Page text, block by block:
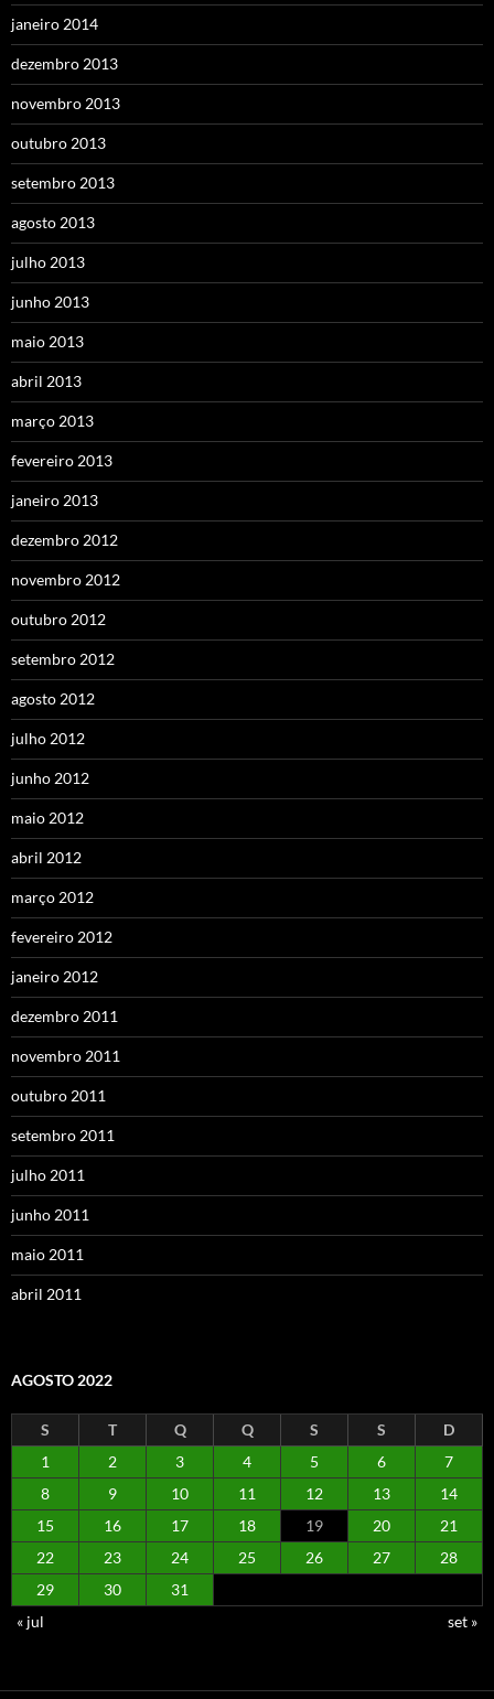
janeiro 2014
dezembro 2013
novembro 2013
outubro 2013
setembro 2013
agosto 2013
julho 2013
junho 2013
maio 2013
abril 2013
março 2013
fevereiro 2013
janeiro 2013
dezembro 2012
novembro 2012
outubro 2012
setembro 2012
agosto 2012
julho 2012
junho 2012
maio 2012
abril 2012
março 2012
fevereiro 2012
janeiro 2012
dezembro 2011
novembro 2011
outubro 2011
setembro 2011
julho 2011
junho 2011
maio 2011
abril 2011
AGOSTO 2022
S T Q Q S S
D
1
2 3 4 5 6
7
8
9 10 11 12 13
14
15
16 17 18 19 20
21
22
23 24 25 26 27
28
29
30
31
« jul
set »